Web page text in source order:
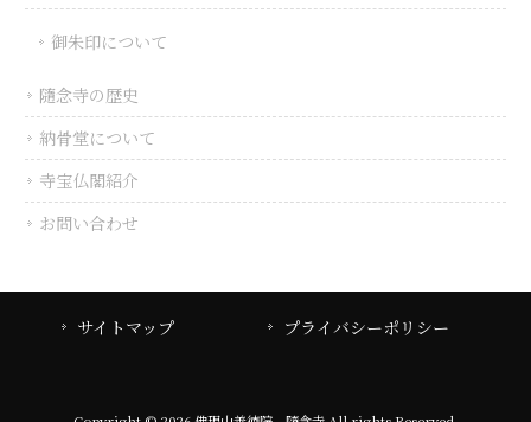
御朱印について
隨念寺の歴史
納骨堂について
寺宝仏閣紹介
お問い合わせ
サイトマップ プライバシーポリシー